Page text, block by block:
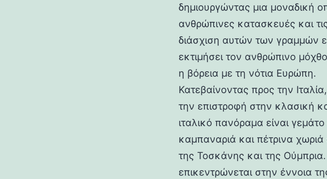
δημιουργώντας μια μοναδική
ανθρώπινες κατασκευές και
διάσχιση αυτών των γραμμών
εκτιμήσει τον ανθρώπινο
η βόρεια με τη νότια Ευρώπη.
Κατεβαίνοντας προς την
την επιστροφή στην κλασική
ιταλικό πανόραμα είναι
καμπαναριά και πέτρινα
της Τοσκάνης και της
επικεντρώνεται στην έννοια